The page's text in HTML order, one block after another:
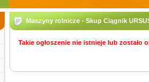
Maszyny rolnicze - Skup Ciągnik
Takie ogłoszenie nie istnieje lub zostało